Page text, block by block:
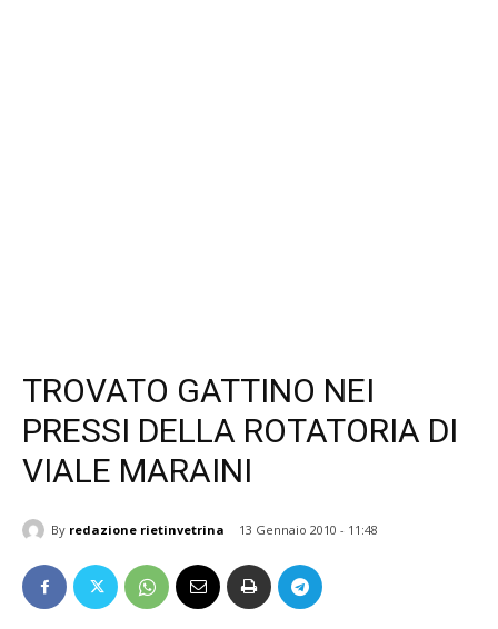
TROVATO GATTINO NEI
PRESSI DELLA ROTATORIA DI
VIALE MARAINI
By redazione rietinvetrina 13 Gennaio 2010 - 11:48